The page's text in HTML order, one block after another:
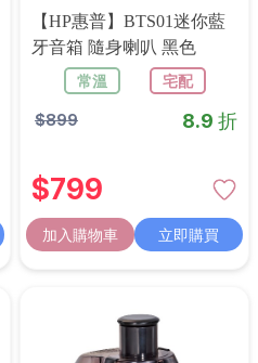
【HP惠普】BTS01迷你藍
牙音箱 隨身喇叭 黑色
常溫
宅配
$899 8.9 折
$799
加入購物車 立即購買